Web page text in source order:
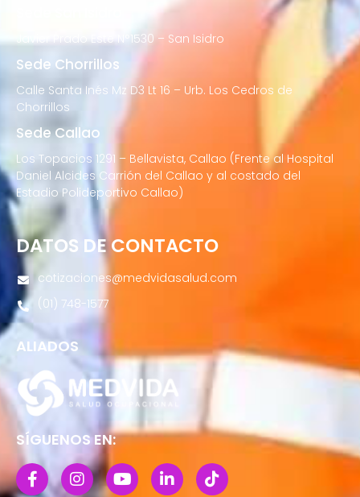
Javier Prado Este N°1530 – San Isidro
Sede Chorrillos
Calle Santa Inés Mz D3 Lt 16 – Urb. Los Cedros de
Chorrillos
Sede Callao
Los Topacios 1291 – Bellavista, Callao (Frente al Hospital
Daniel Alcides Carrión del Callao y al costado del
Estadio Polideportivo Callao)
DATOS DE CONTACTO
cotizaciones@medvidasalud.com
(01) 748-1577
ALIADOS
SÍGUENOS EN: